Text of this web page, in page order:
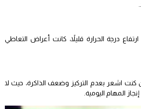
درجة الحرارة قليلاً، كانت أعراض التعاطي
كنت اشعر بعدم التركيز وضعف الذاكرة، حيث لا
المهام اليومية.